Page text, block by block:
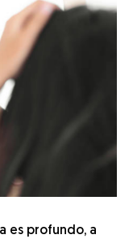
es profundo, a